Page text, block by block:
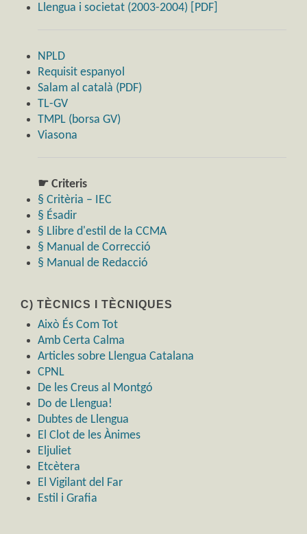
Llengua i societat (2003-2004) [PDF]
NPLD
Requisit espanyol
Salam al català (PDF)
TL-GV
TMPL (borsa GV)
Viasona
☛ Criteris
§ Critèria – IEC
§ Ésadir
§ Llibre d'estil de la CCMA
§ Manual de Correcció
§ Manual de Redacció
C) TÈCNICS I TÈCNIQUES
Això És Com Tot
Amb Certa Calma
Articles sobre Llengua Catalana
CPNL
De les Creus al Montgó
Do de Llengua!
Dubtes de Llengua
El Clot de les Ànimes
Eljuliet
Etcètera
El Vigilant del Far
Estil i Grafia